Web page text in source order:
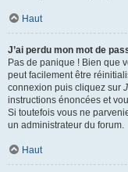
Haut
J’ai perdu mon mot de
Pas de panique ! Bien que
peut facilement être
connexion puis cliquez sur
instructions énoncées et
Si toutefois vous ne
un administrateur du forum.
Haut